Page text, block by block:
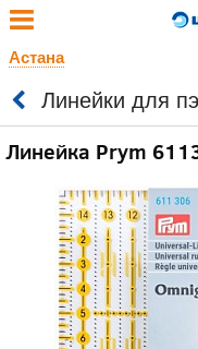
Астана
Линейки для
Линейка Prym